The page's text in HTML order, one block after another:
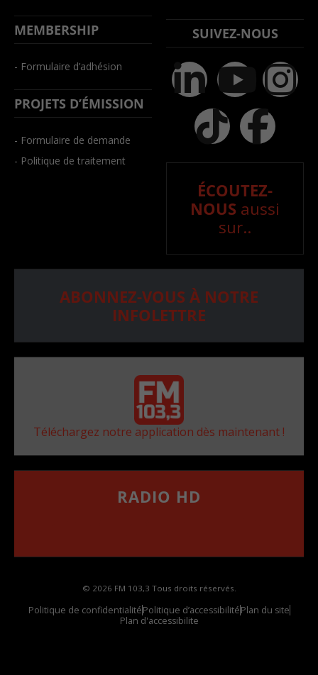
MEMBERSHIP
- Formulaire d’adhésion
PROJETS D’ÉMISSION
- Formulaire de demande
- Politique de traitement
SUIVEZ-NOUS
ÉCOUTEZ-
NOUS aussi
sur..
ABONNEZ-VOUS À NOTRE
INFOLETTRE
Téléchargez notre application dès maintenant !
RADIO HD
© 2026 FM 103,3 Tous droits réservés.
Politique de confidentialitéPolitique d’accessibilitéPlan du site
Plan d'accessibilite